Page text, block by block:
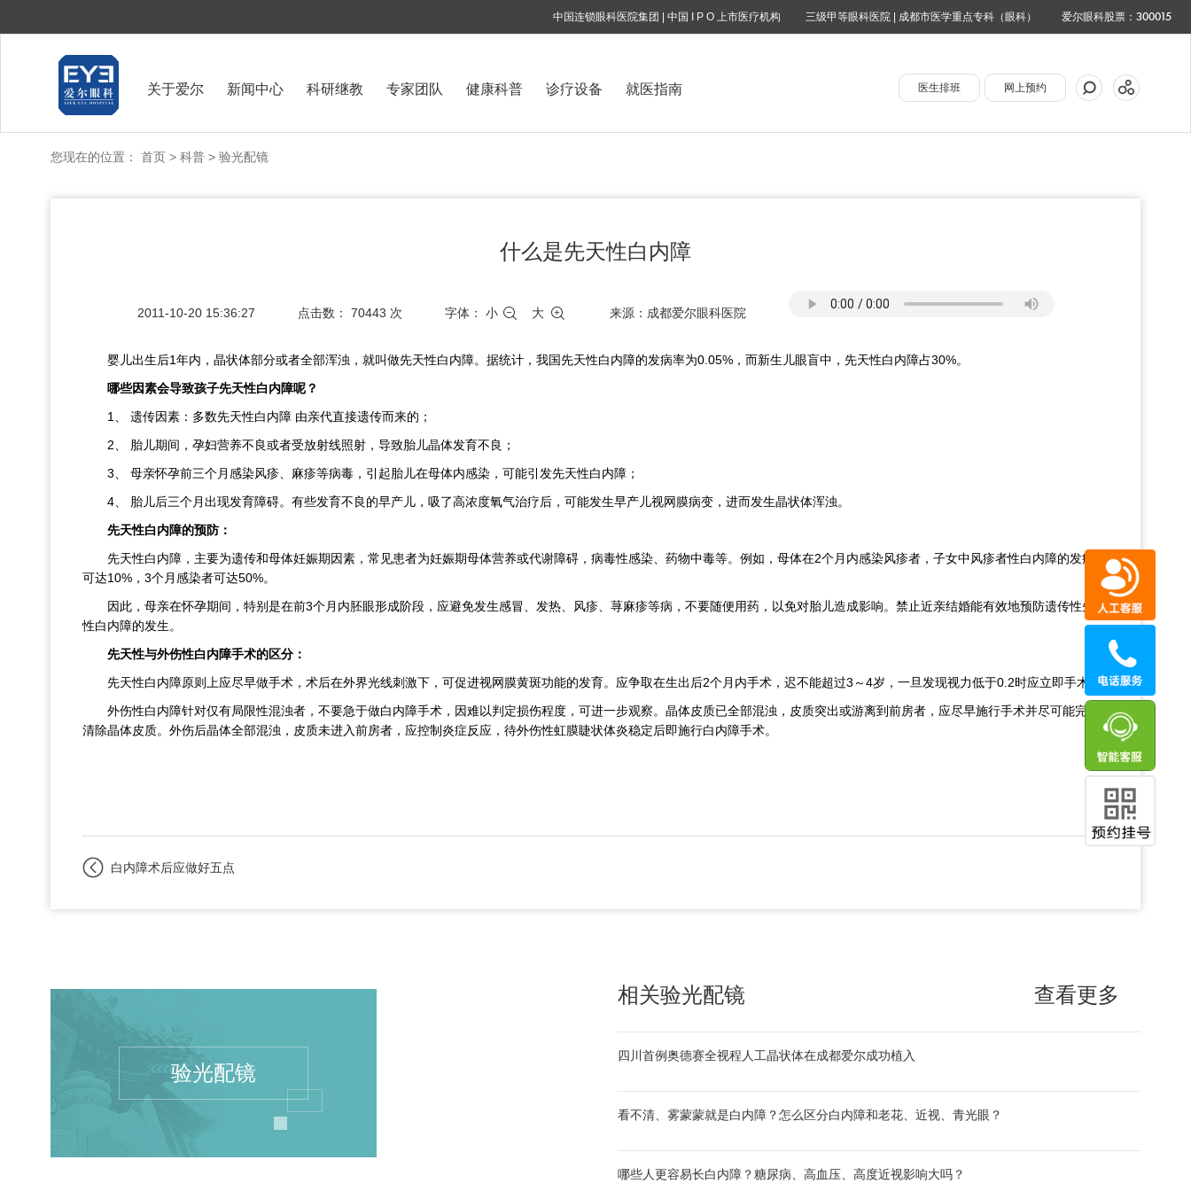
爱尔眼科股票：300015
三级甲等眼科医院 | 成都市医学重点专科（眼科）
中国连锁眼科医院集团 | 中国 I P O 上市医疗机构
关于爱尔 新闻中心 科研继教 专家团队 健康科普 诊疗设备 就医指南 医生排班 网上预约
您现在的位置： 首页 > 科普 > 验光配镜
什么是先天性白内障
2011-10-20 15:36:27 点击数： 70443 次 字体： 小 大 来源：成都爱尔眼科医院
婴儿出生后1年内，晶状体部分或者全部浑浊，就叫做先天性白内障。据统计，我国先天性白内障的发病率为0.05%，而新生儿眼盲中，先天性白内障占30%。
哪些因素会导致孩子先天性白内障呢？
1、 遗传因素：多数先天性白内障 由亲代直接遗传而来的；
2、 胎儿期间，孕妇营养不良或者受放射线照射，导致胎儿晶体发育不良；
3、 母亲怀孕前三个月感染风疹、麻疹等病毒，引起胎儿在母体内感染，可能引发先天性白内障；
4、 胎儿后三个月出现发育障碍。有些发育不良的早产儿，吸了高浓度氧气治疗后，可能发生早产儿视网膜病变，进而发生晶状体浑浊。
先天性白内障的预防：
先天性白内障，主要为遗传和母体妊娠期因素，常见患者为妊娠期母体营养或代谢障碍，病毒性感染、药物中毒等。例如，母体在2个月内感染风疹者，子女中风疹者性白内障的发病率
可达10%，3个月感染者可达50%。
因此，母亲在怀孕期间，特别是在前3个月内胚眼形成阶段，应避免发生感冒、发热、风疹、荨麻疹等病，不要随便用药，以免对胎儿造成影响。禁止近亲结婚能有效地预防遗传性先天
性白内障的发生。
先天性与外伤性白内障手术的区分：
先天性白内障原则上应尽早做手术，术后在外界光线刺激下，可促进视网膜黄斑功能的发育。应争取在生出后2个月内手术，迟不能超过3～4岁，一旦发现视力低于0.2时应立即手术。
外伤性白内障针对仅有局限性混浊者，不要急于做白内障手术，因难以判定损伤程度，可进一步观察。晶体皮质已全部混浊，皮质突出或游离到前房者，应尽早施行手术并尽可能完全
清除晶体皮质。外伤后晶体全部混浊，皮质未进入前房者，应控制炎症反应，待外伤性虹膜睫状体炎稳定后即施行白内障手术。
白内障术后应做好五点
验光配镜
相关验光配镜 查看更多
四川首例奥德赛全视程人工晶状体在成都爱尔成功植入
看不清、雾蒙蒙就是白内障？怎么区分白内障和老花、近视、青光眼？
哪些人更容易长白内障？糖尿病、高血压、高度近视影响大吗？